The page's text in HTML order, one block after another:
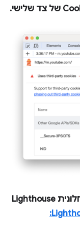
Lighthouse
Lighthouse: